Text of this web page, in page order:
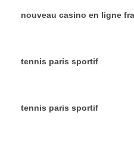
nouveau casino en ligne
tennis paris sportif
tennis paris sportif